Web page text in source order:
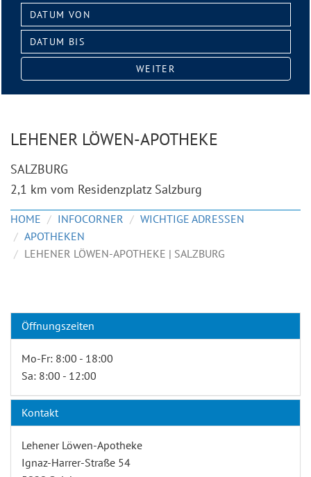
Datum
von:
Datum
bis:
WEITER
LEHENER LÖWEN-APOTHEKE
SALZBURG
2,1 km vom Residenzplatz Salzburg
HOME INFOCORNER
WICHTIGE ADRESSEN
APOTHEKEN
LEHENER LÖWEN-APOTHEKE | SALZBURG
Öffnungszeiten
Mo-Fr: 8:00 - 18:00
Sa: 8:00 - 12:00
Kontakt
Lehener Löwen-Apotheke
Ignaz-Harrer-Straße 54